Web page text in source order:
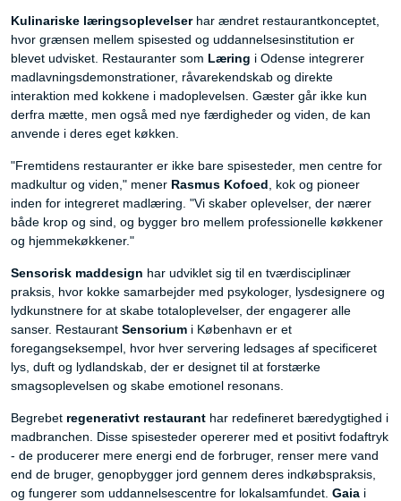
Kulinariske læringsoplevelserhar ændret restaurantkonceptet,
hvor grænsen mellem spisested og uddannelsesinstitution er
blevet udvisket. Restauranter som Læring i Odense integrerer
madlavningsdemonstrationer, råvarekendskab og direkte
interaktion med kokkene i madoplevelsen. Gæster går ikke kun
derfra mætte, men også med nye færdigheder og viden, de kan
anvende i deres eget køkken.
"Fremtidens restauranter er ikke bare spisesteder, men centre for
madkultur og viden," mener Rasmus Kofoed , kok og pioneer
inden for integreret madlæring. "Vi skaber oplevelser, der nærer
både krop og sind, og bygger bro mellem professionelle køkkener
og hjemmekøkkener."
Sensorisk maddesign har udviklet sig til en tværdisciplinær
praksis, hvor kokke samarbejder med psykologer, lysdesignere og
lydkunstnere for at skabe totaloplevelser, der engagerer alle
sanser. Restaurant Sensorium i København er et
foregangseksempel, hvor hver servering ledsages af specificeret
lys, duft og lydlandskab, der er designet til at forstærke
smagsoplevelsen og skabe emotionel resonans.
Begrebet regenerativt restaurant har redefineret bæredygtighed i
madbranchen. Disse spisesteder opererer med et positivt fodaftryk
- de producerer mere energi end de forbruger, renser mere vand
end de bruger, genopbygger jord gennem deres indkøbspraksis,
og fungerer som uddannelsescentre for lokalsamfundet. Gaia i